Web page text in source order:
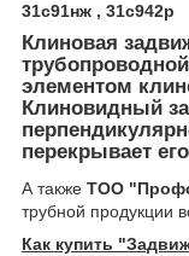
31с91нж , 31с942р
Клиновая
элементом
Клиновидный
перекрывает
А также ТОО
трубной продукции
Как купить